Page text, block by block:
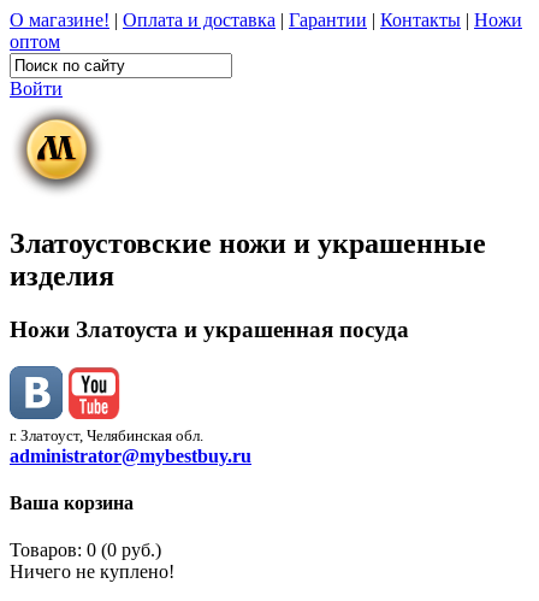
О магазине! | Оплата и доставка | Гарантии | Контакты | Ножи
оптом
Войти
Златоустовские ножи и украшенные
изделия
Ножи Златоуста и украшенная посуда
г. Златоуст, Челябинская обл.
administrator@mybestbuy.ru
Ваша корзина
Товаров: 0 (0 руб.)
Ничего не куплено!